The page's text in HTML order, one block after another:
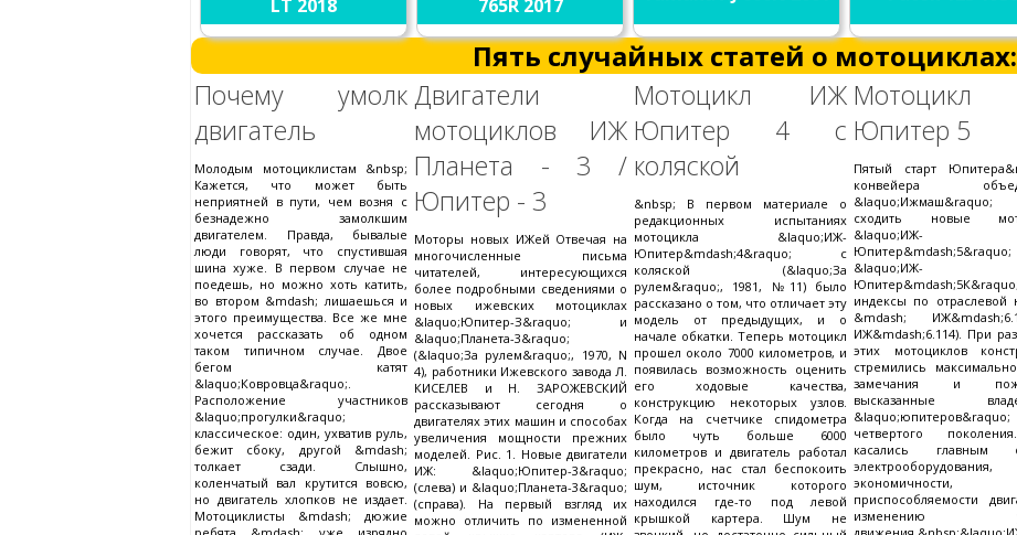
LT 2018
765R 2017
Пять случайных статей о мотоциклах:
Почему умолк
двигатель
Молодым мотоциклистам &nbsp;
Кажется, что может быть
неприятней в пути, чем возня с
безнадежно замолкшим
двигателем. Правда, бывалые
люди говорят, что спустившая
шина хуже. В первом случае не
поедешь, но можно хоть катить,
во втором &mdash; лишаешься и
этого преимущества. Все же мне
хочется рассказать об одном
таком типичном случае. Двое
бегом катят
&laquo;Ковровца&raquo;.
Расположение участников
&laquo;прогулки&raquo;
классическое: один, ухватив руль,
бежит сбоку, другой &mdash;
толкает сзади. Слышно,
коленчатый вал крутится вовсю,
но двигатель хлопков не издает.
Мотоциклисты &mdash; дюжие
Двигатели
мотоциклов ИЖ
Планета - 3 /
Юпитер - 3
Моторы новых ИЖей Отвечая на
многочисленные письма
читателей, интересующихся
более подробными сведениями о
новых ижевских мотоциклах
&laquo;Юпитер-З&raquo; и
&laquo;Планета-3&raquo;
(&laquo;За рулем&raquo;, 1970, N
4), работники Ижевского завода Л.
КИСЕЛЕВ и Н. ЗАРОЖЕВСКИЙ
рассказывают сегодня о
двигателях этих машин и способах
увеличения мощности прежних
моделей. Рис. 1. Новые двигатели
ИЖ: &laquo;Юпитер-3&raquo;
(слева) и &laquo;Планета-3&raquo;
(справа). На первый взгляд их
можно отличить по измененной
Мотоцикл ИЖ
Юпитер 4 с
коляской
&nbsp; В первом материале о
редакционных испытаниях
мотоцикла &laquo;ИЖ-
Юпитер&mdash;4&raquo; с
коляской (&laquo;За
рулем&raquo;, 1981, №11) было
рассказано о том, что отличает эту
модель от предыдущих, и о
начале обкатки. Теперь мотоцикл
прошел около 7000 километров, и
появилась возможность оценить
его ходовые качества,
конструкцию некоторых узлов.
Когда на счетчике спидометра
было чуть больше 6000
километров и двигатель работал
прекрасно, нас стал беспокоить
шум, источник которого
находился где-то под левой
крышкой картера. Шум не
Юпитер 5
Пятый старт
конвейера
&laquo;Ижмаш&raquo;
сходить новые
&laquo;ИЖ-
&laquo;ИЖ-
индексы по отраслевой
&mdash;
ИЖ&mdash;6.114). При
этих мотоциклов
стремились
замечания и
высказанные
&laquo;юпитеров&raquo;
четвертого
касались главным
электрооборудования,
экономичности,
приспособляемости
изменению